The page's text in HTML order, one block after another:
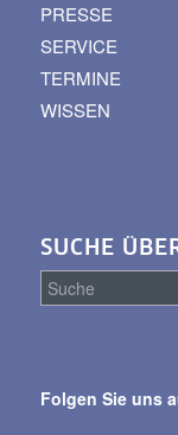
PRESSE
SERVICE
TERMINE
WISSEN
SUCHE
alle
Folgen Sie uns